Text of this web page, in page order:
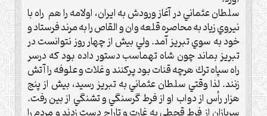
سلطان عثماني در آغاز ورودش به ايران، اولامه را هم راه با
نيروي زياد به محاصره قلعه ‌وان و القاص را به مرند فرستاد و
خود به سوي تبريز آمد.‌ ولي بيش از چهار روز نتوانست در
تبريز بماند چون شاه تهماسب دستور داده بود كه درسر
راه سپاه ترك هرچه قنات بود پركنند و غلات و علوفه را آتش
زنند. لذا وقتي سلطان عثماني به تبريز رسيد، بيش از پنج
هزار رأس از دواب او از فرط گرسنگي و تشنگي از بين رفت.‌